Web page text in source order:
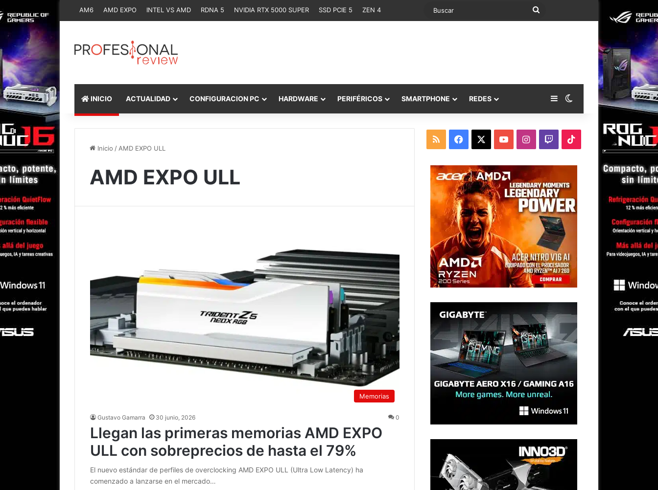
AM6 AMD EXPO INTEL VS AMD RDNA 5 NVIDIA RTX 5000 SUPER SSD PCIE 5 ZEN 4 Buscar
INICIO ACTUALIDAD CONFIGURACION PC HARDWARE PERIFÉRICOS SMARTPHONE REDES Barra lateral
Switch skin
Inicio / AMD EXPO ULL
AMD EXPO ULL
Memorias
Gustavo Gamarra 30 junio, 2026 0
Llegan las primeras memorias AMD EXPO
ULL con sobreprecios de hasta el 79%
El nuevo estándar de perfiles de overclocking AMD EXPO ULL (Ultra Low Latency) ha
comenzado a lanzarse en el mercado…
RSS Facebook YouTubeInstagram
TwitchTikTok